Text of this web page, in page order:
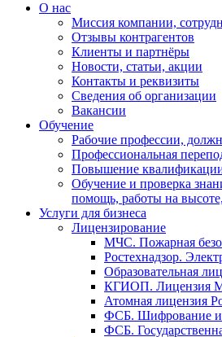
О нас
Миссия компании,
Отзывы контрагентов
Клиенты и партнёры
Новости, статьи, акции
Контакты и реквизиты
Сведения об организации
Вакансии
Обучение
Рабочие профессии,
Профессиональная
Повышение
Обучение и проверка
помощь, работы на
Услуги для бизнеса
Лицензирование
МЧС. Пожарная
Ростехнадзор.
Образовательная
КГИОП. Лицензия
Атомная лицензия
ФСБ. Шифрование и
ФСБ.